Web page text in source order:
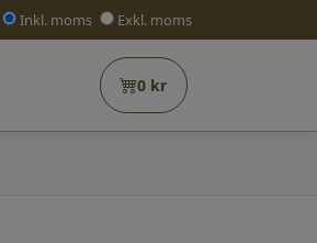
Inkl. moms Exkl. moms
0 kr